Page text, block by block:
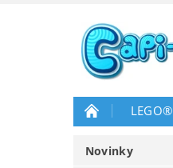
LEGO®
Novinky